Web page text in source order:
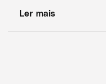
Ler mais